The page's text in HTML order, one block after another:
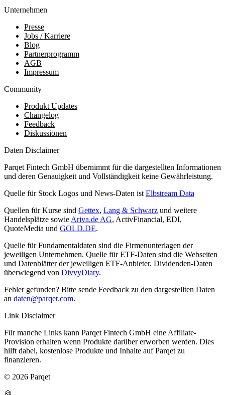
Unternehmen
Presse
Jobs / Karriere
Blog
Partnerprogramm
AGB
Impressum
Community
Produkt Updates
Changelog
Feedback
Diskussionen
Daten Disclaimer
Parqet Fintech GmbH übernimmt für die dargestellten Informationen
und deren Genauigkeit und Vollständigkeit keine Gewährleistung.
Quelle für Stock Logos und News-Daten ist Elbstream Data
Quellen für Kurse sind Gettex, Lang & Schwarz und weitere
Handelsplätze sowie Ariva.de AG, ActivFinancial, EDI,
QuoteMedia und GOLD.DE.
Quelle für Fundamentaldaten sind die Firmenunterlagen der
jeweiligen Unternehmen. Quelle für ETF-Daten sind die Webseiten
und Datenblätter der jeweiligen ETF-Anbieter. Dividenden-Daten
überwiegend von DivvyDiary.
Fehler gefunden? Bitte sende Feedback zu den dargestellten Daten
an daten@parqet.com.
Link Disclaimer
Für manche Links kann Parqet Fintech GmbH eine Affiliate-
Provision erhalten wenn Produkte darüber erworben werden. Dies
hilft dabei, kostenlose Produkte und Inhalte auf Parqet zu
finanzieren.
© 2026 Parqet